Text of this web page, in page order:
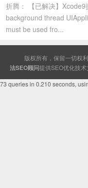
折腾： 【已解决】
background thread
must be used fro...
版权所有，保留一切权
法SEO顾问提供SEO优化技
73 queries in 0.210 seconds,